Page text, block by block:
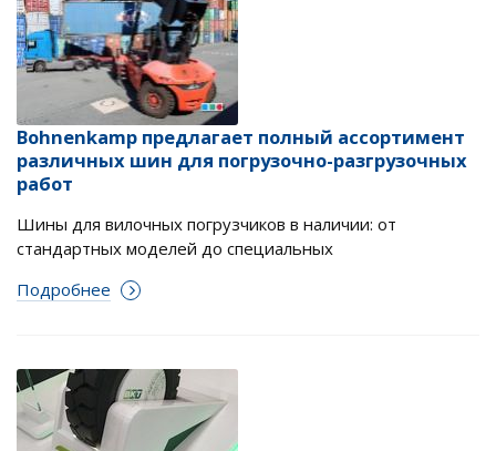
Bohnenkamp предлагает полный ассортимент
различных шин для погрузочно-разгрузочных
работ
Шины для вилочных погрузчиков в наличии: от
стандартных моделей до специальных
Подробнее